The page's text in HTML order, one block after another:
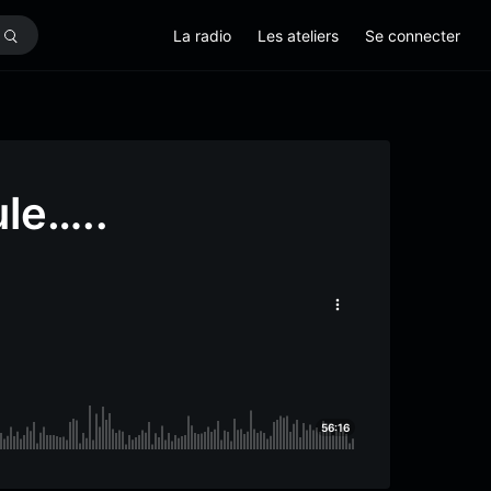
La radio Les ateliers Se connecter
56:16